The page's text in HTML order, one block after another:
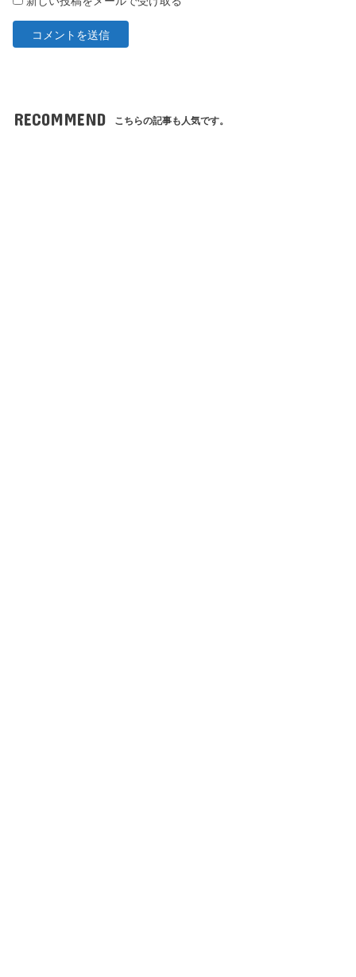
RECOMMEND こちらの記事も人気です。